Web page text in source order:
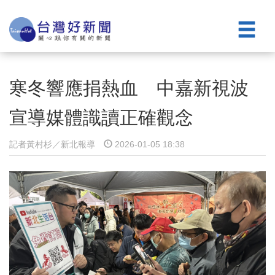
寒冬響應捐熱血 中嘉新視波
宣導媒體識讀正確觀念
記者黃村杉／新北報導 2026-01-05 18:38